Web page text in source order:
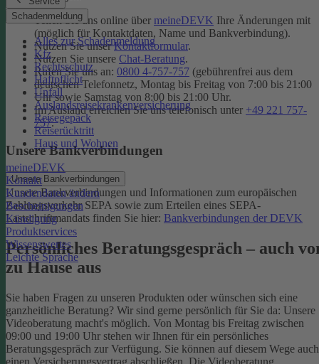
Schadenmeldung
Alles zur Schadenmeldung
Kfz
Rechtsschutz
Haftpflicht
Unfall
Auslandsreisekrankenversicherung
Reisegepäck
Reiserücktritt
Haus und Wohnen
meineDEVK
Kontakt
Kundendaten ändern
Bescheinigungen
Kündigung
Produktservices
Wissenswertes
Leichte Sprache
Teilen Sie uns online über meineDEVK Ihre Änderungen mit
(möglich für Kontaktdaten, Name und Bankverbindung).
Nutzen Sie unserKontaktformular.
Nutzen Sie unsere Chat-Beratung.
Rufen Sie uns an: 0800 4-757-757 (gebührenfrei aus dem
deutschen Telefonnetz, Montag bis Freitag von 7:00 bis 21:00
Uhr sowie Samstag von 8:00 bis 21:00 Uhr.
Im Ausland erreichen Sie uns telefonisch unter +49 221 757-
757.
Unsere Bankverbindungen
Unsere Bankverbindungen
Unsere Bankverbindungen und Informationen zum europäischen
Zahlungsverkehr SEPA sowie zum Erteilen eines SEPA-
Lastschriftmandats finden Sie hier: Bankverbindungen der DEVK
Persönliches Beratungsgespräch – auch
zu Hause aus
Sie haben Fragen zu unseren Produkten oder wünschen sich eine
ganzheitliche Beratung? Wir sind gerne persönlich für Sie da: Unsere
Videoberatung macht's möglich. Von Montag bis Freitag zwischen
09:00 und 19:00 Uhr stehen wir Ihnen für ein persönliches
Beratungsgespräch zur Verfügung. Sie können auf diesem Wege auch